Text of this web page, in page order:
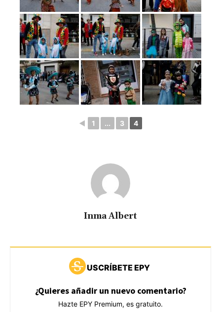
◄ 1 ... 3 4
Inma Albert
USCRÍBETE EPY
¿Quieres añadir un nuevo comentario?
Hazte EPY Premium, es gratuito.